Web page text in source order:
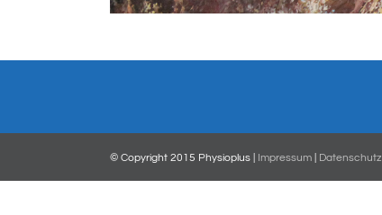
© Copyright 2015 Physioplus | Impressum Datenschutz